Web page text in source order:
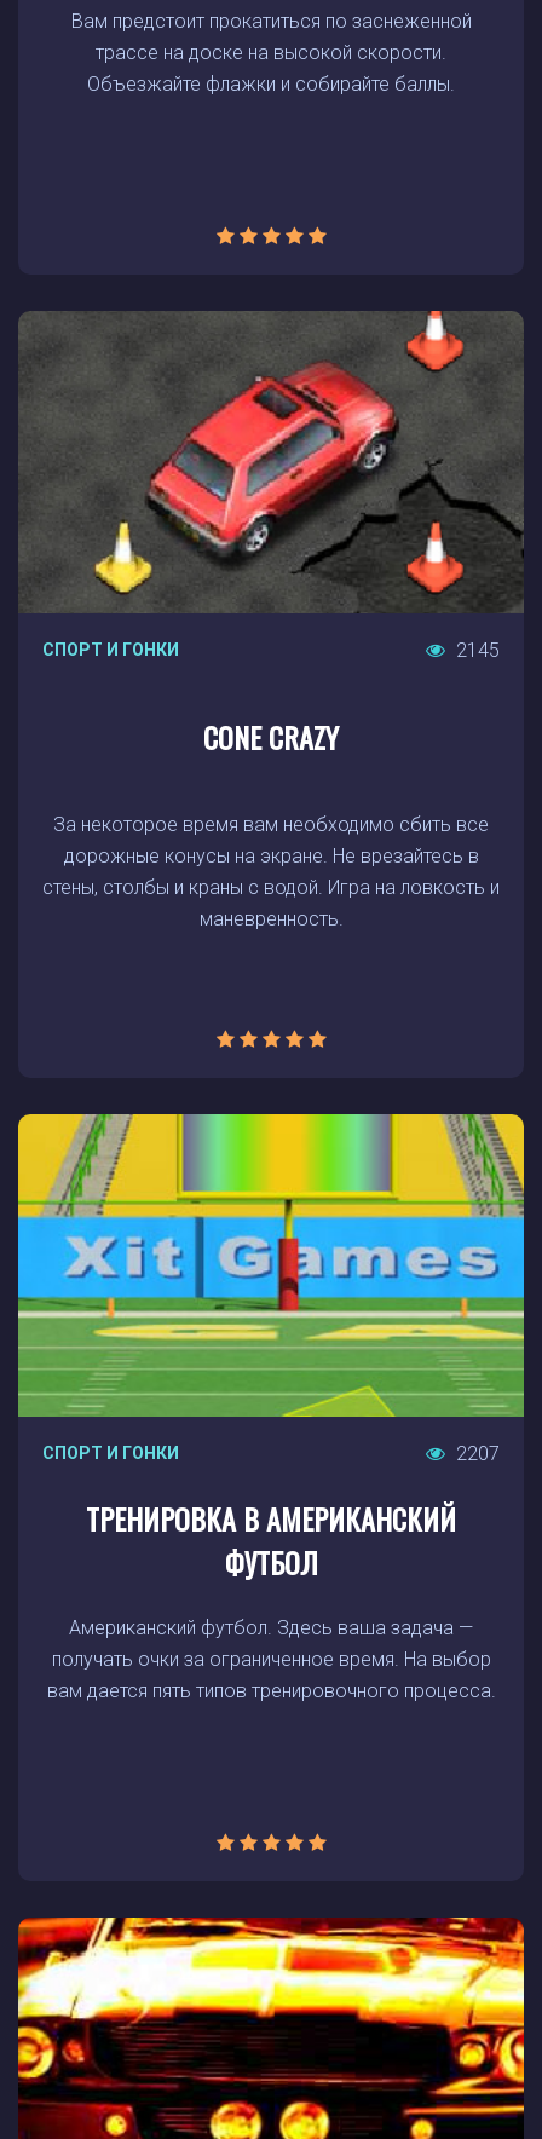
Вам предстоит прокатиться по заснеженной
трассе на доске на высокой скорости.
Объезжайте флажки и собирайте баллы.
СПОРТ И ГОНКИ 2145
CONE CRAZY
За некоторое время вам необходимо сбить все
дорожные конусы на экране. Не врезайтесь в
стены, столбы и краны с водой. Игра на ловкость и
маневренность.
СПОРТ И ГОНКИ 2207
ТРЕНИРОВКА В АМЕРИКАНСКИЙ
ФУТБОЛ
Американский футбол. Здесь ваша задача —
получать очки за ограниченное время. На выбор
вам дается пять типов тренировочного процесса.